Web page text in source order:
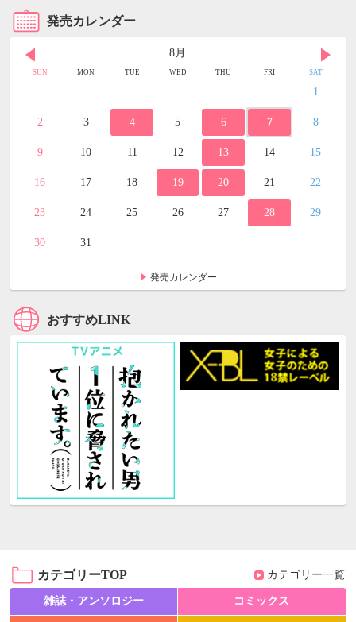
発売カレンダー
8月
SUN MON TUE WED THU FRI SAT
1
2 3 4 5 6 7 8
9 10 11 12 13 14 15
16 17 18 19 20 21 22
23 24 25 26 27 28 29
30 31
発売カレンダー
おすすめLINK
カテゴリーTOP カテゴリー一覧
雑誌・アンソロジー コミックス